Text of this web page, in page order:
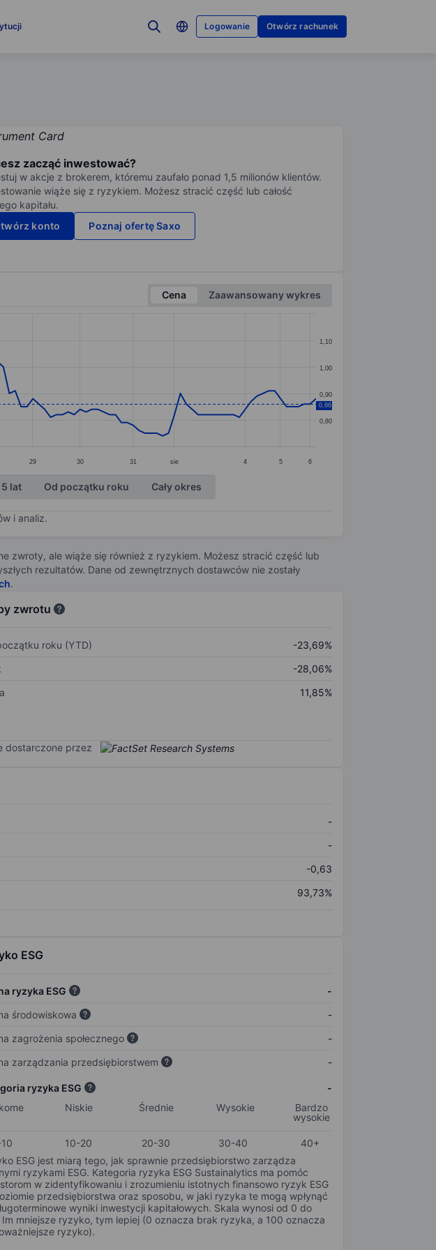
Logowanie Otwórz rachunek
zacząć inwestować?
w akcje z brokerem, któremu zaufało ponad 1,5 milionów klientów.
wiąże się z ryzykiem. Możesz stracić część lub całość
kapitału.
konto
Poznaj ofertę Saxo
Cena
Zaawansowany wykres
29 30 31 sie 4 5 6
0,80
0,90
1,00
1,10
0,86
5 lat Od początku roku Cały okres
i analiz.
zwroty, ale wiąże się również z ryzykiem. Możesz stracić część lub
rezultatów. Dane od zewnętrznych dostawców nie zostały
.
zwrotu
roku (YTD)
-23,69%
-28,06%
11,85%
dostarczone przez
-
-
-0,63
93,73%
ESG
ryzyka ESG
-
środowiskowa
-
zagrożenia społecznego
-
zarządzania przedsiębiorstwem
-
ryzyka ESG
-
Niskie Średnie Wysokie
Bardzo
wysokie
10-20 20-30 30-40
40+
ESG jest miarą tego, jak sprawnie przedsiębiorstwo zarządza
ryzykami ESG. Kategoria ryzyka ESG Sustainalytics ma pomóc
w zidentyfikowaniu i zrozumieniu istotnych finansowo ryzyk ESG
przedsiębiorstwa oraz sposobu, w jaki ryzyka te mogą wpłynąć
wyniki inwestycji kapitałowych. Skala wynosi od 0 do
Im mniejsze ryzyko, tym lepiej (0 oznacza brak ryzyka, a 100 oznacza
ryzyko).